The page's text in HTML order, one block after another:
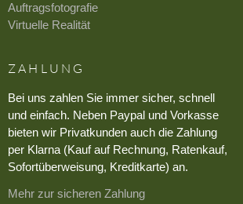
Auftragsfotografie
Virtuelle Realität
ZAHLUNG
Bei uns zahlen Sie immer sicher, schnell
und einfach. Neben Paypal und Vorkasse
bieten wir Privatkunden auch die Zahlung
per Klarna (Kauf auf Rechnung, Ratenkauf,
Sofortüberweisung, Kreditkarte) an.
Mehr zur sicheren Zahlung